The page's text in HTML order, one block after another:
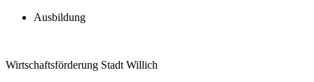
Ausbildung
Wirtschaftsförderung Stadt Willich